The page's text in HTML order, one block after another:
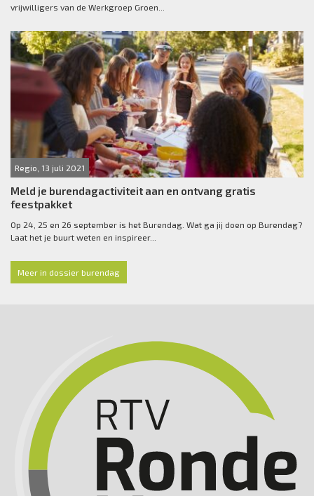
vrijwilligers van de Werkgroep Groen...
Regio, 13 juli 2021
Meld je burendagactiviteit aan en ontvang gratis
feestpakket
Op 24, 25 en 26 september is het Burendag. Wat ga jij doen op Burendag?
Laat het je buurt weten en inspireer...
Meer in dossier burendag